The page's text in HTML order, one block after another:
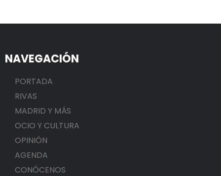
NAVEGACIÓN
PORTADA
RIVAS
MADRID Y MÁS
OCIO Y CULTURA
OPINIÓN
AGENDA
CONÓCENOS